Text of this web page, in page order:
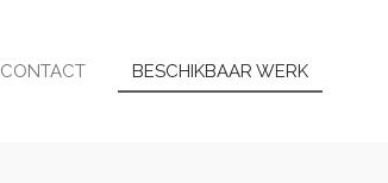
CONTACT BESCHIKBAAR WERK